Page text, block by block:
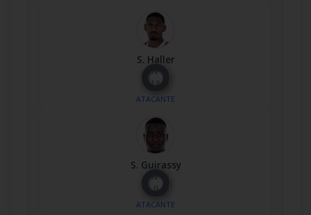
S. Haller
Nº
18
ATACANTE
S. Guirassy
Nº
9
ATACANTE